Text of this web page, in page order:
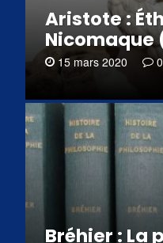
Aristote :
Nicomaque
15 mars 2020 0
Bréhier : La